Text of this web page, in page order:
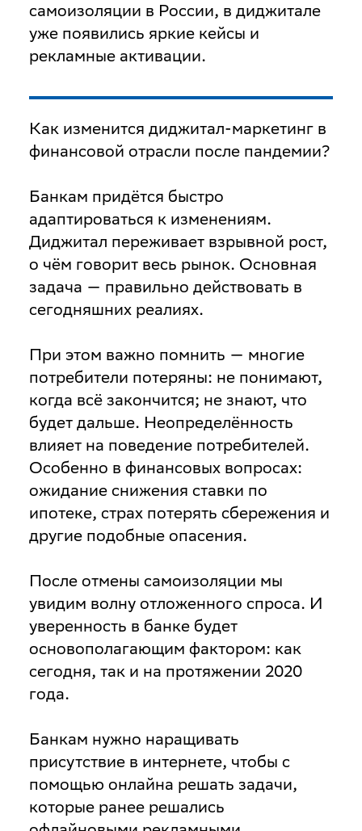
самоизоляции в России, в диджитале
уже появились яркие кейсы и
рекламные активации.
Как изменится диджитал-маркетинг в
финансовой отрасли после пандемии?
Банкам придётся быстро
адаптироваться к изменениям.
Диджитал переживает взрывной рост,
о чём говорит весь рынок. Основная
задача — правильно действовать в
сегодняшних реалиях.
При этом важно помнить — многие
потребители потеряны: не понимают,
когда всё закончится; не знают, что
будет дальше. Неопределённость
влияет на поведение потребителей.
Особенно в финансовых вопросах:
ожидание снижения ставки по
ипотеке, страх потерять сбережения и
другие подобные опасения.
После отмены самоизоляции мы
увидим волну отложенного спроса. И
уверенность в банке будет
основополагающим фактором: как
сегодня, так и на протяжении 2020
года.
Банкам нужно наращивать
присутствие в интернете, чтобы с
помощью онлайна решать задачи,
которые ранее решались